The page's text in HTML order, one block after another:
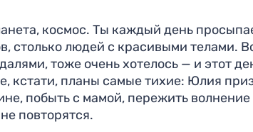
космос. Ты каждый день
столько людей с красивыми телами.
тоже очень хотелось — и этот
кстати, планы самые тихие: Юлия
побыть с мамой, пережить
повторятся.